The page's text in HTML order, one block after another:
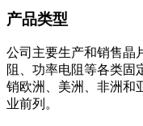
产品类型
公司主要生产和销售晶
阻、功率电阻等各类固
销欧洲、美洲、非洲和
业前列。